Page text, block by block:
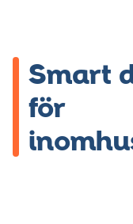
Solceller
Smart
för